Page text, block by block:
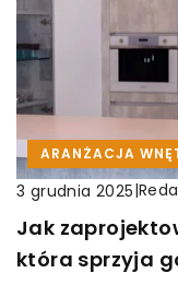
ARANŻACJA
3 grudnia 2025|
Jak
która sprzyja